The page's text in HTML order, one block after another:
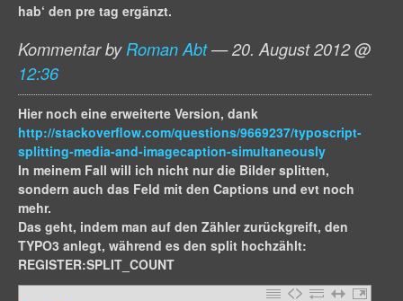
hab‘ den pre tag ergänzt.
Kommentar by Roman Abt— 20. August 2012 @
12:36
Hier noch eine erweiterte Version, dank
http://stackoverflow.com/questions/9669237/typoscript-
splitting-media-and-imagecaption-simultaneously
In meinem Fall will ich nicht nur die Bilder splitten,
sondern auch das Feld mit den Captions und evt noch
mehr.
Das geht, indem man auf den Zähler zurückgreift, den
TYPO3 anlegt, während es den split hochzählt:
REGISTER:SPLIT_COUNT